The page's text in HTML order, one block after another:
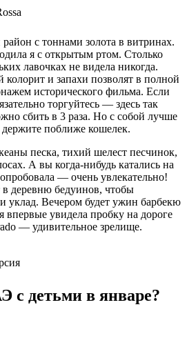
с тоннами золота в витринах.
я с открытым ртом. Столько
лавочках не видела никогда.
колорит и запахи позволят в полной
исторического фильма. Если
торгуйтесь — здесь так
сбить в 3 раза. Но с собой лучше
поближе кошелек.
песка, тихий шелест песчинок,
А вы когда-нибудь катались на
— очень увлекательно!
в деревню бедуинов, чтобы
уклад. Вечером будет ужин барбекю
впервые увидела пробку на дороге
— удивительное зрелище.
с детьми в январе?